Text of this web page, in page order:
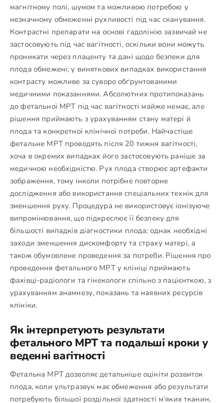
магнітному полі, шумом та можливою потребою у
незначному обмеженні рухливості під час сканування.
Контрастні препарати на основі гадолінію зазвичай не
застосовують під час вагітності, оскільки вони можуть
проникати через плаценту та дані щодо безпеки для
плода обмежені; у виняткових випадках використання
контрасту можливе за суворо обґрунтованими
медичними показаннями. Абсолютних протипоказань
до фетальної МРТ під час вагітності майже немає, але
рішення приймають з урахуванням стану матері й
плода та конкретної клінічної потреби. Найчастіше
фетальне МРТ проводять після 20 тижня вагітності,
хоча в окремих випадках його застосовують раніше за
медичною необхідністю. Рух плода створює артефакти
зображення, тому інколи потрібне повторне
дослідження або використання спеціальних технік для
зменшення руху. Процедура не використовує іонізуюче
випромінювання, що підкреслює її безпеку для
більшості випадків діагностики плода; однак необхідні
заходи зменшення дискомфорту та страху матері, а
також обумовлене проведення за потреби. Рішення про
проведення фетального МРТ у клініці приймають
фахівці-радіологи та гінекологи спільно з пацієнткою, з
урахуванням анамнезу, показань та наявних ресурсів
клініки.
Як інтерпретують результати
фетального МРТ та подальші кроки у
веденні вагітності
Фетальна МРТ дозволяє детальніше оцініти розвиток
плода, коли ультразвук має обмеження або результати
потребують більшої роздільної здатності м’яких тканин,